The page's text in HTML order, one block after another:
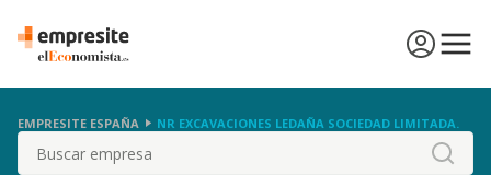
EMPRESITE ESPAÑA NR EXCAVACIONES LEDAÑA SOCIEDAD LIMITADA.
Buscar